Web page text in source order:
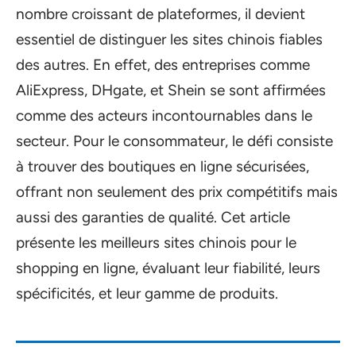
nombre croissant de plateformes, il devient
essentiel de distinguer les sites chinois fiables
des autres. En effet, des entreprises comme
AliExpress, DHgate, et Shein se sont affirmées
comme des acteurs incontournables dans le
secteur. Pour le consommateur, le défi consiste
à trouver des boutiques en ligne sécurisées,
offrant non seulement des prix compétitifs mais
aussi des garanties de qualité. Cet article
présente les meilleurs sites chinois pour le
shopping en ligne, évaluant leur fiabilité, leurs
spécificités, et leur gamme de produits.